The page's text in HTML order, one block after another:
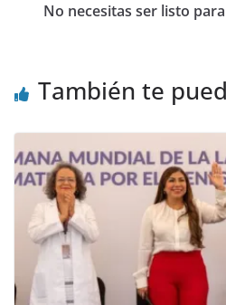
No necesitas ser listo
También te